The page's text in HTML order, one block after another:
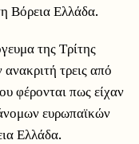
Βόρεια Ελλάδα.
της Τρίτης
τρεις από
φέρονται πως είχαν
ευρωπαϊκών
Ελλάδα.